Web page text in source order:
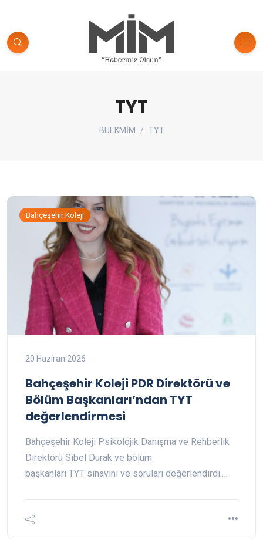
TYT
BUEKMİM TYT
Bahçeşehir Koleji
20 Haziran 2026
Bahçeşehir Koleji PDR Direktörü ve
Bölüm Başkanları’ndan TYT
değerlendirmesi
Bahçeşehir Koleji Psikolojik Danışma ve Rehberlik
Direktörü Sibel Durak ve bölüm
başkanları TYT sınavını ve soruları değerlendirdi.…